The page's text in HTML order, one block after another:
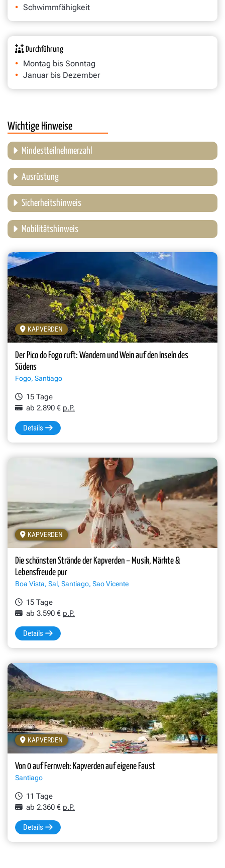
Schwimmfähigkeit
Durchführung
Montag bis Sonntag
Januar bis Dezember
Wichtige Hinweise
Mindestteilnehmerzahl
Ausrüstung
Sicherheitshinweis
Mobilitätshinweis
KAPVERDEN
Der Pico do Fogo ruft: Wandern und Wein auf den Inseln des
Südens
Fogo, Santiago
15 Tage
ab 2.890 € p.P.
Details
KAPVERDEN
Die schönsten Strände der Kapverden – Musik, Märkte &
Lebensfreude pur
Boa Vista, Sal, Santiago, Sao Vicente
15 Tage
ab 3.590 € p.P.
Details
KAPVERDEN
Von 0 auf Fernweh: Kapverden auf eigene Faust
Santiago
11 Tage
ab 2.360 € p.P.
Details